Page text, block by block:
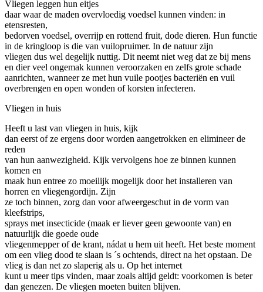
Vliegen leggen hun eitjes
daar waar de maden overvloedig voedsel kunnen vinden: in
etensresten,
bedorven voedsel, overrijp en rottend fruit, dode dieren. Hun functie
in de kringloop is die van vuilopruimer. In de natuur zijn
vliegen dus wel degelijk nuttig. Dit neemt niet weg dat ze bij mens
en dier veel ongemak kunnen veroorzaken en zelfs grote schade
aanrichten, wanneer ze met hun vuile pootjes bacteriën en vuil
overbrengen en open wonden of korsten infecteren.
Vliegen in huis
Heeft u last van vliegen in huis, kijk
dan eerst of ze ergens door worden aangetrokken en elimineer de
reden
van hun aanwezigheid. Kijk vervolgens hoe ze binnen kunnen
komen en
maak hun entree zo moeilijk mogelijk door het installeren van
horren en vliegengordijn. Zijn
ze toch binnen, zorg dan voor afweergeschut in de vorm van
kleefstrips,
sprays met insecticide (maak er liever geen gewoonte van) en
natuurlijk die goede oude
vliegenmepper of de krant, nádat u hem uit heeft. Het beste moment
om een vlieg dood te slaan is ´s ochtends, direct na het opstaan. De
vlieg is dan net zo slaperig als u. Op het internet
kunt u meer tips vinden, maar zoals altijd geldt: voorkomen is beter
dan genezen. De vliegen moeten buiten blijven.